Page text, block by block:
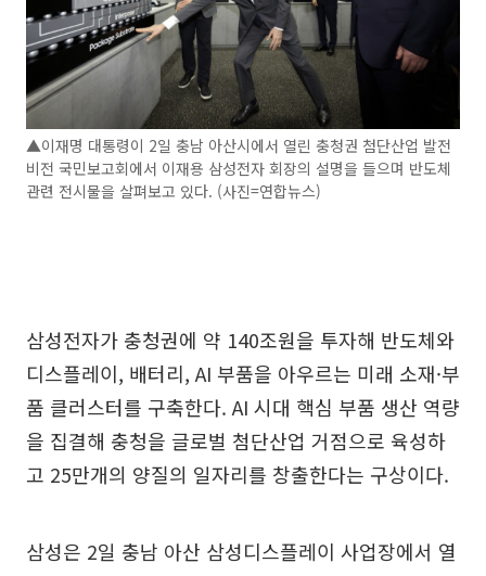
▲이재명 대통령이 2일 충남 아산시에서 열린 충청권 첨단산업 발전
비전 국민보고회에서 이재용 삼성전자 회장의 설명을 들으며 반도체
관련 전시물을 살펴보고 있다. (사진=연합뉴스)
삼성전자가 충청권에 약 140조원을 투자해 반도체와
디스플레이, 배터리, AI 부품을 아우르는 미래 소재·부
품 클러스터를 구축한다. AI 시대 핵심 부품 생산 역량
을 집결해 충청을 글로벌 첨단산업 거점으로 육성하
고 25만개의 양질의 일자리를 창출한다는 구상이다.
삼성은 2일 충남 아산 삼성디스플레이 사업장에서 열